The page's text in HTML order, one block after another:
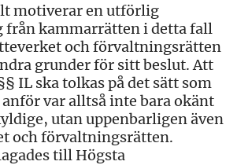
motiverar en utförlig
från kammarrätten i detta fall
och förvaltningsrätten
grunder för sitt beslut. Att
IL ska tolkas på det sätt som
var alltså inte bara okänt
utan uppenbarligen även
och förvaltningsrätten.
till Högsta